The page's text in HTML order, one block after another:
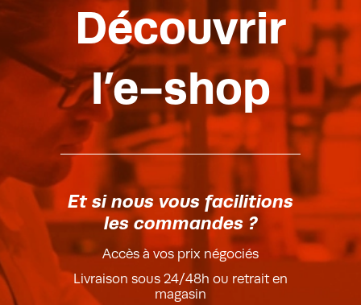
Découvrir
l’e-shop
Et si nous vous facilitions
les commandes ?
Accès à vos prix négociés
Livraison sous 24/48h ou retrait en
magasin